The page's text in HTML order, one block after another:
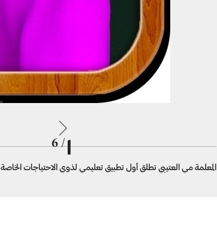
المعلمة مي العتيبي تطلق أول تطبيق تعليمي لذوي الاحتياجات الخاصة
1
/ 6